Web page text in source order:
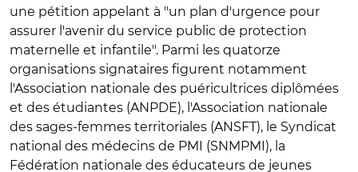
une pétition appelant à "un plan d'urgence pour
assurer l'avenir du service public de protection
maternelle et infantile". Parmi les quatorze
organisations signataires figurent notamment
l'Association nationale des puéricultrices diplômées
et des étudiantes (ANPDE), l'Association nationale
des sages-femmes territoriales (ANSFT), le Syndicat
national des médecins de PMI (SNMPMI), la
Fédération nationale des éducateurs de jeunes